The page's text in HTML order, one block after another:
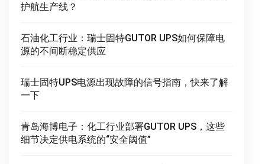
护航生产线？
石油化工行业：瑞士固特GUTOR UPS如何保障电
源的不间断稳定供应
瑞士固特UPS电源出现故障的信号指南，快来了解
一下
青岛海博电子：化工行业部署GUTOR UPS，这些
细节决定供电系统的“安全阈值”